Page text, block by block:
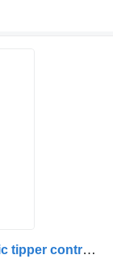
Cabin Control Valves Optima Pneumatic tipper control Cab za kamiona